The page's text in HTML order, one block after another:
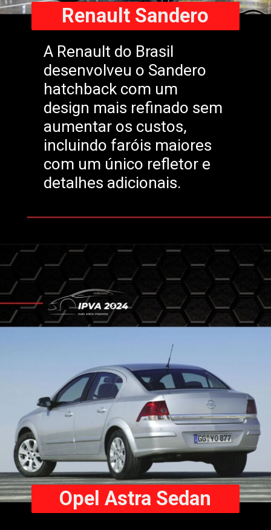
A Renault do Brasil
desenvolveu o Sandero
hatchback com um
design mais refinado sem
aumentar os custos,
incluindo faróis maiores
com um único refletor e
detalhes adicionais.
Renault Sandero
Opel Astra Sedan